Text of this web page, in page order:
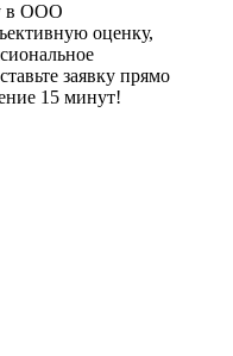
в ООО
оценку,
заявку прямо
15 минут!